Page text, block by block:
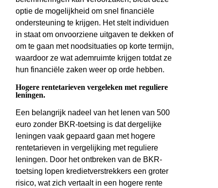
optie de mogelijkheid om snel financiële
ondersteuning te krijgen. Het stelt individuen
in staat om onvoorziene uitgaven te dekken of
om te gaan met noodsituaties op korte termijn,
waardoor ze wat ademruimte krijgen totdat ze
hun financiële zaken weer op orde hebben.
Hogere rentetarieven vergeleken met reguliere
leningen.
Een belangrijk nadeel van het lenen van 500
euro zonder BKR-toetsing is dat dergelijke
leningen vaak gepaard gaan met hogere
rentetarieven in vergelijking met reguliere
leningen. Door het ontbreken van de BKR-
toetsing lopen kredietverstrekkers een groter
risico, wat zich vertaalt in een hogere rente